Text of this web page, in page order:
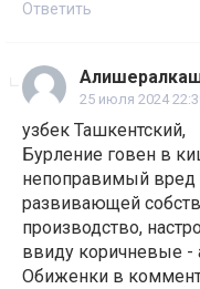
Ответить
25 июля 2024
узбек Ташкентский,
Бурление говен в
непоправимый
развивающей
производство,
ввиду коричневые -
Обиженки в